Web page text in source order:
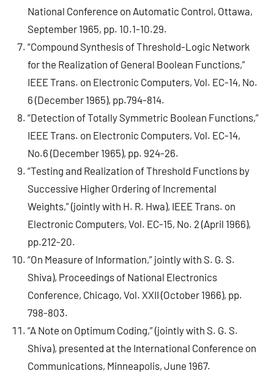
National Conference on Automatic Control, Ottawa,
September 1965, pp. 10.1-10.29.
“Compound Synthesis of Threshold-Logic Network
for the Realization of General Boolean Functions,”
IEEE Trans. on Electronic Computers, Vol. EC-14, No.
6 (December 1965), pp.794-814.
“Detection of Totally Symmetric Boolean Functions,”
IEEE Trans. on Electronic Computers, Vol. EC-14,
No.6 (December 1965), pp. 924-26.
“Testing and Realization of Threshold Functions by
Successive Higher Ordering of Incremental
Weights,” (jointly with H. R. Hwa), IEEE Trans. on
Electronic Computers, Vol. EC-15, No. 2 (April 1966),
pp.212-20.
“On Measure of Information,” jointly with S. G. S.
Shiva), Proceedings of National Electronics
Conference, Chicago, Vol. XXII (October 1966), pp.
798-803.
“A Note on Optimum Coding,” (jointly with S. G. S.
Shiva), presented at the International Conference on
Communications, Minneapolis, June 1967.